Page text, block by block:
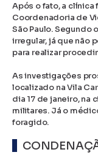
Após o fato, a
Coordenadoria de
São Paulo. Segundo
irregular, já que não
para realizar
As investigações
localizado na Vila
dia 17 de janeiro, na
militares. Já o
foragido.